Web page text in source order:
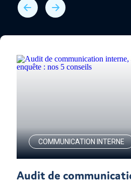
COMMUNICATION INTERNE
Audit de